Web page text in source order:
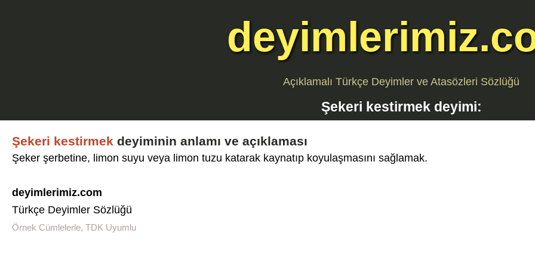
Açıklamalı Türkçe Deyimler ve Atasözleri Sözlüğü
Şekeri kestirmekdeyimi:
Şekeri kestirmek deyiminin anlamı ve açıklaması
Şeker şerbetine, limon suyu veya limon tuzu katarak kaynatıp koyulaşmasını sağlamak.
deyimlerimiz.com
Türkçe Deyimler Sözlüğü
Örnek Cümlelerle, TDK Uyumlu